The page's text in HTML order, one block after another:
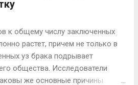
может переходить в рак
три года назад, - говорит Яна
всего 18. С жалобами на
области гениталий девушка
Была она из приличной семьи
впечатление.
к общему числу заключенных
растет, причем не только в
уз брака подрывает
общества. Исследователи
же основные причины